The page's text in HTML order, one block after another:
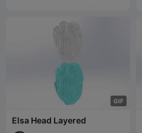
GIF
Elsa Head Layered